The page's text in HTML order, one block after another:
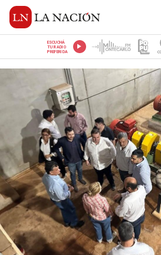
ESCUCHÁ
TU RADIO
PREFERIDA